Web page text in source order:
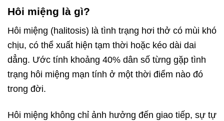
Hôi miệng là gì?
Hôi miệng (halitosis) là tình trạng hơi thở có mùi khó
chịu, có thể xuất hiện tạm thời hoặc kéo dài dai
dẳng. Ước tính khoảng 40% dân số từng gặp tình
trạng hôi miệng mạn tính ở một thời điểm nào đó
trong đời.
Hôi miệng không chỉ ảnh hưởng đến giao tiếp, sự tự